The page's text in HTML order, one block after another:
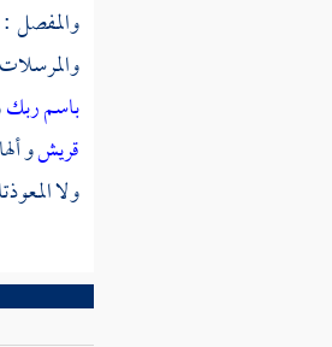
والمفصل
باسم ربك
قريشو
ولا